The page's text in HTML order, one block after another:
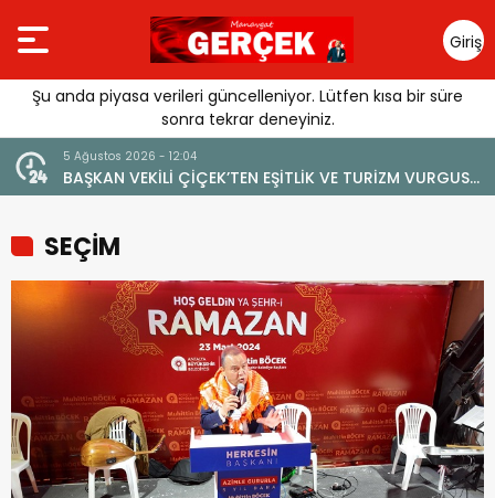
Giriş
Yap
Şu anda piyasa verileri güncelleniyor. Lütfen kısa bir süre
sonra tekrar deneyiniz.
5 Ağustos 2026 - 12:04
BAŞKAN VEKİLİ ÇİÇEK’TEN EŞİTLİK VE TURİZM VURGUSU:
“MANAVGAT’IN MARKA DEĞERİNE ZARAR VERİLMEMELİ”
SEÇİM